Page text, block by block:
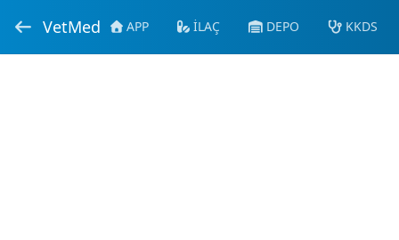
VetMed APP İLAÇ DEPO KKDS